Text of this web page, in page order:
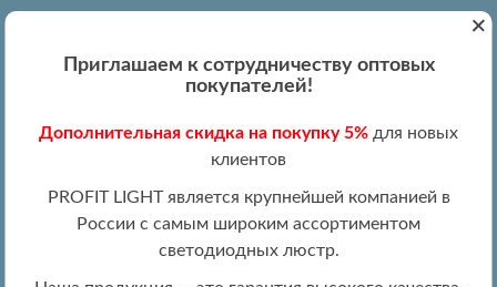
Регистрация
ПН-ПТ 09:00 - 19:00
info@profitlight.ru
+
Приглашаем к сотрудничеству оптовых
покупателей!
Дополнительная скидка на покупку 5% для новых
клиентов
PROFIT LIGHT является крупнейшей компанией в
России с самым широким ассортиментом
светодиодных люстр.